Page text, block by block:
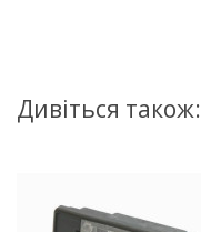
Дивіться також: